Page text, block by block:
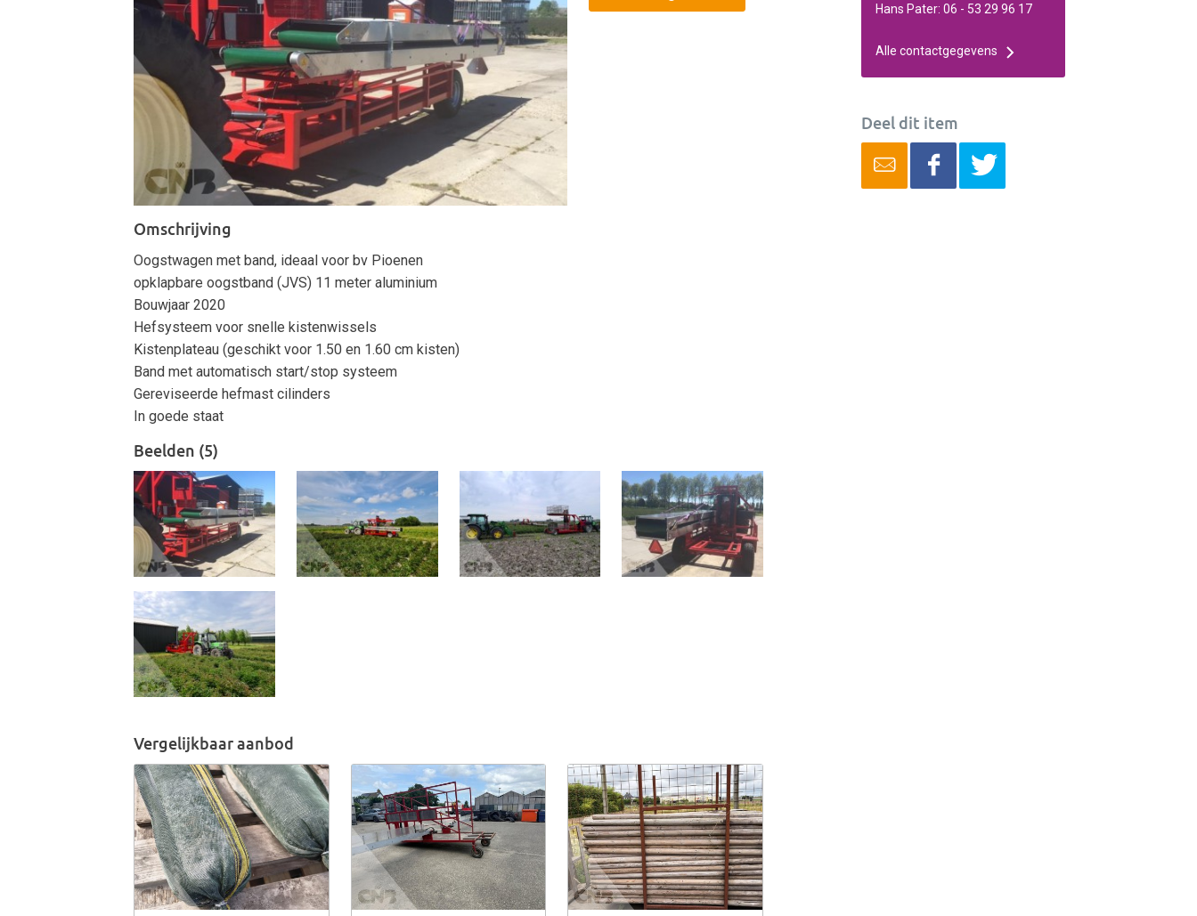
Omschrijving
Oogstwagen met band, ideaal voor bv Pioenen
opklapbare oogstband (JVS) 11 meter aluminium
Bouwjaar 2020
Hefsysteem voor snelle kistenwissels
Kistenplateau (geschikt voor 1.50 en 1.60 cm kisten)
Band met automatisch start/stop systeem
Gereviseerde hefmast cilinders
In goede staat
Beelden (5)
Vergelijkbaar aanbod
Hans Pater: 06 - 53 29 96 17
Alle contactgegevens
Deel dit item